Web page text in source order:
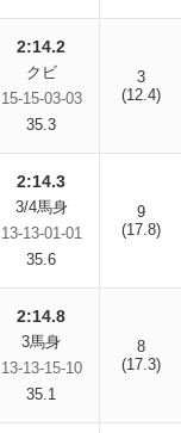
2:14.2
クビ
15-15-03-03
35.3
3
(12.4)
2:14.3
3/4馬身
13-13-01-01
35.6
9
(17.8)
2:14.8
3馬身
13-13-15-10
35.1
8
(17.3)